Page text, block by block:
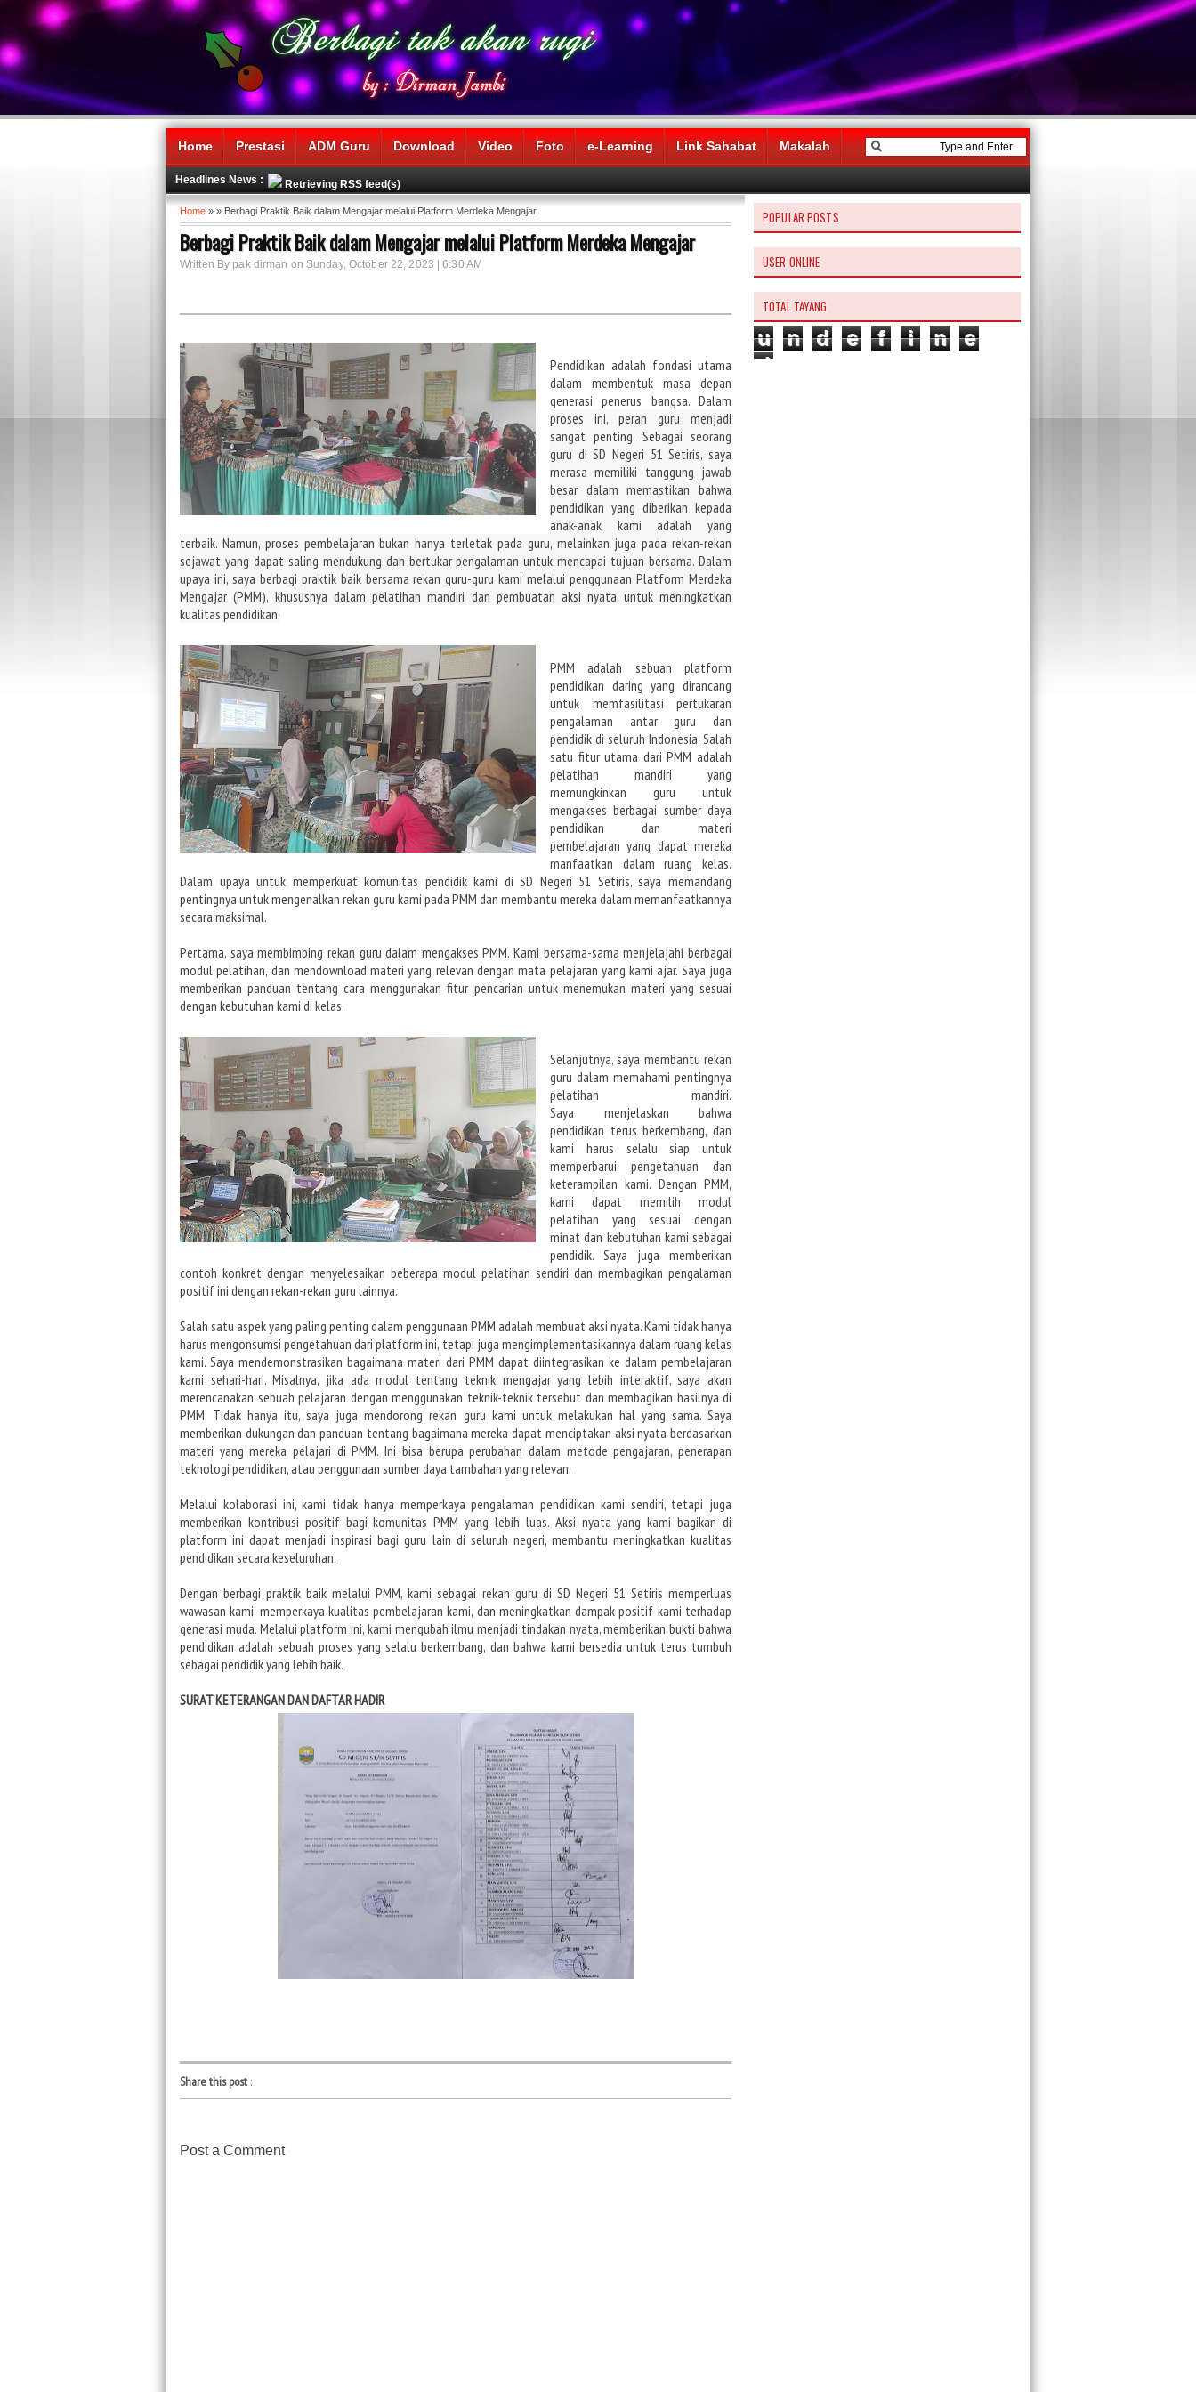
Home Prestasi ADM Guru Download Video Foto e-Learning Link Sahabat Makalah
Headlines News : Retrieving RSS feed(s)
Home » » Berbagi Praktik Baik dalam Mengajar melalui Platform Merdeka Mengajar
Berbagi Praktik Baik dalam Mengajar melalui Platform Merdeka Mengajar
Written By pak dirman on Sunday, October 22, 2023 | 6:30 AM
Pendidikan adalah fondasi utama
dalam membentuk masa depan
generasi penerus bangsa. Dalam
proses ini, peran guru menjadi
sangat penting. Sebagai seorang
guru di SD Negeri 51 Setiris, saya
merasa memiliki tanggung jawab
besar dalam memastikan bahwa
pendidikan yang diberikan kepada
anak-anak kami adalah yang
terbaik. Namun, proses pembelajaran bukan hanya terletak pada guru, melainkan juga padarekan-rekan
sejawat yang dapat saling mendukung dan bertukar pengalaman untukmencapai tujuan bersama. Dalam
upaya ini, saya berbagi praktik baik bersamarekan guru-guru kami melalui penggunaan Platform Merdeka
Mengajar (PMM), khususnya dalam pelatihan mandiri dan pembuatan aksi nyata untuk meningkatkan
kualitas pendidikan.
PMMadalah sebuah platform
pendidikan daring yang dirancang
untuk memfasilitasi pertukaran
pengalaman antar guru dan
pendidik di seluruh Indonesia. Salah
satu fitur utama dari PMM adalah
pelatihan mandiri yang
memungkinkan guru untuk
mengakses berbagai sumber daya
pendidikan dan materi
pembelajaran yang dapat mereka
manfaatkan dalam ruang kelas.
Dalam upaya untuk memperkuat komunitas pendidik kami di SD Negeri 51 Setiris, saya memandang
pentingnya untukmengenalkan rekan guru kami pada PMM dan membantu mereka dalam memanfaatkannya
secara maksimal.
Pertama, saya membimbing rekan guru dalam mengakses PMM. Kami bersama-samamenjelajahi berbagai
modul pelatihan, dan mendownload materi yang relevan dengan mata pelajaran yang kami ajar. Saya juga
memberikan panduan tentang caramenggunakan fitur pencarian untuk menemukan materi yang sesuai
dengan kebutuhan kami di kelas.
Selanjutnya, saya membantu rekan
guru dalam memahami pentingnya
pelatihan mandiri.
Saya menjelaskan bahwa
pendidikan terus berkembang, dan
kami harus selalu siap untuk
memperbarui pengetahuan dan
keterampilan kami. Dengan PMM,
kami dapat memilih modul
pelatihan yang sesuai dengan
minat dan kebutuhan kami sebagai
pendidik. Saya juga memberikan
contoh konkret dengan menyelesaikan beberapa modul pelatihan sendiri dan membagikan pengalaman
positif ini dengan rekan-rekan guru lainnya.
Salah satu aspek yang paling penting dalam penggunaan PMM adalah membuat aksi nyata.Kami tidak hanya
harus mengonsumsi pengetahuan dari platform ini, tetapi juga mengimplementasikannya dalam ruang kelas
kami. Saya mendemonstrasikan bagaimana materi dari PMM dapat diintegrasikan ke dalam pembelajaran
kami sehari-hari.Misalnya, jika ada modul tentang teknik mengajar yang lebih interaktif, sayaakan
merencanakan sebuah pelajaran dengan menggunakan teknik-teknik tersebut dan membagikan hasilnya di
PMM. Tidakhanya itu, saya juga mendorong rekan guru kami untuk melakukan hal yang sama. Saya
memberikan dukungan dan panduan tentang bagaimana mereka dapat menciptakan aksi nyata berdasarkan
materi yang mereka pelajari di PMM. Ini bisa berupa perubahan dalam metode pengajaran, penerapan
teknologi pendidikan, atau penggunaan sumber daya tambahan yang relevan.
Melalui kolaborasi ini, kami tidak hanya memperkaya pengalaman pendidikan kami sendiri, tetapi juga
memberikan kontribusi positif bagi komunitas PMM yang lebih luas. Aksi nyata yang kami bagikan di
platform ini dapat menjadi inspirasi bagi guru lain di seluruh negeri, membantu meningkatkan kualitas
pendidikan secara keseluruhan.
Denganberbagi praktik baik melalui PMM, kami sebagai rekan guru di SD Negeri 51 Setiris memperluas
wawasan kami, memperkaya kualitas pembelajaran kami, dan meningkatkan dampak positif kami terhadap
generasi muda. Melalui platform ini, kami mengubah ilmu menjadi tindakan nyata, memberikan bukti bahwa
pendidikanadalah sebuah proses yang selalu berkembang, dan bahwa kami bersedia untuk terus tumbuh
sebagai pendidik yang lebih baik.
SURAT KETERANGAN DAN DAFTAR HADIR
Share this post:
Post a Comment
POPULAR POSTS
USER ONLINE
TOTAL TAYANG
u n d e f i n
e
d